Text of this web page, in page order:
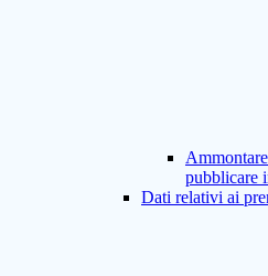
pubblicare
Dati relativi ai